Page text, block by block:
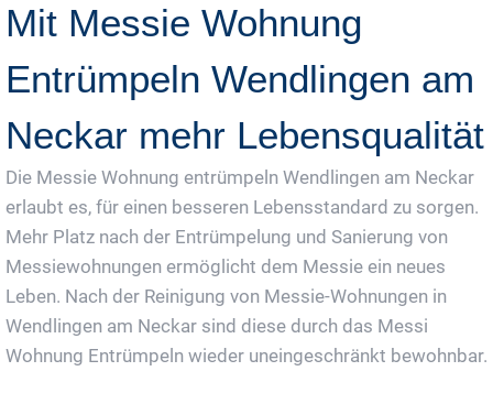
Mit Messie Wohnung
Entrümpeln Wendlingen am
Neckar mehr Lebensqualität
Die Messie Wohnung entrümpeln Wendlingen am Neckar
erlaubt es, für einen besseren Lebensstandard zu sorgen.
Mehr Platz nach der Entrümpelung und Sanierung von
Messiewohnungen ermöglicht dem Messie ein neues
Leben. Nach der Reinigung von Messie-Wohnungen in
Wendlingen am Neckar sind diese durch das Messi
Wohnung Entrümpeln wieder uneingeschränkt bewohnbar.